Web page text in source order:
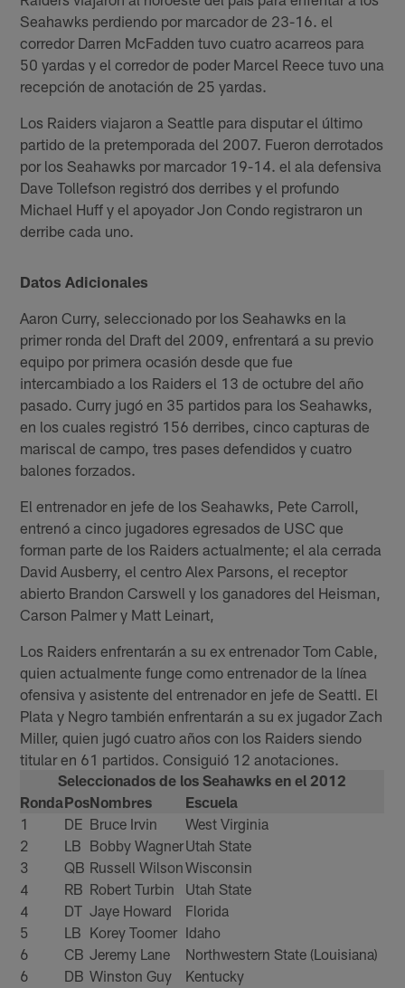
Seahawks perdiendo por marcador de 23-16. el
corredor Darren McFadden tuvo cuatro acarreos para
50 yardas y el corredor de poder Marcel Reece tuvo una
recepción de anotación de 25 yardas.
Los Raiders viajaron a Seattle para disputar el último
partido de la pretemporada del 2007. Fueron derrotados
por los Seahawks por marcador 19-14. el ala defensiva
Dave Tollefson registró dos derribes y el profundo
Michael Huff y el apoyador Jon Condo registraron un
derribe cada uno.
Datos Adicionales
Aaron Curry, seleccionado por los Seahawks en la
primer ronda del Draft del 2009, enfrentará a su previo
equipo por primera ocasión desde que fue
intercambiado a los Raiders el 13 de octubre del año
pasado. Curry jugó en 35 partidos para los Seahawks,
en los cuales registró 156 derribes, cinco capturas de
mariscal de campo, tres pases defendidos y cuatro
balones forzados.
El entrenador en jefe de los Seahawks, Pete Carroll,
entrenó a cinco jugadores egresados de USC que
forman parte de los Raiders actualmente; el ala cerrada
David Ausberry, el centro Alex Parsons, el receptor
abierto Brandon Carswell y los ganadores del Heisman,
Carson Palmer y Matt Leinart,
Los Raiders enfrentarán a su ex entrenador Tom Cable,
quien actualmente funge como entrenador de la línea
ofensiva y asistente del entrenador en jefe de Seattl. El
Plata y Negro también enfrentarán a su ex jugador Zach
Miller, quien jugó cuatro años con los Raiders siendo
titular en 61 partidos. Consiguió 12 anotaciones.
Seleccionados de los Seahawks en el 2012
RondaPosNombres
Escuela
1
DE Bruce Irvin
West Virginia
2
LB Bobby WagnerUtah State
3
QB Russell WilsonWisconsin
4
RB Robert Turbin
Utah State
4
DT Jaye Howard
Florida
5
LB Korey Toomer Idaho
6
CB Jeremy Lane
Northwestern State (Louisiana)
6
DB Winston Guy
Kentucky